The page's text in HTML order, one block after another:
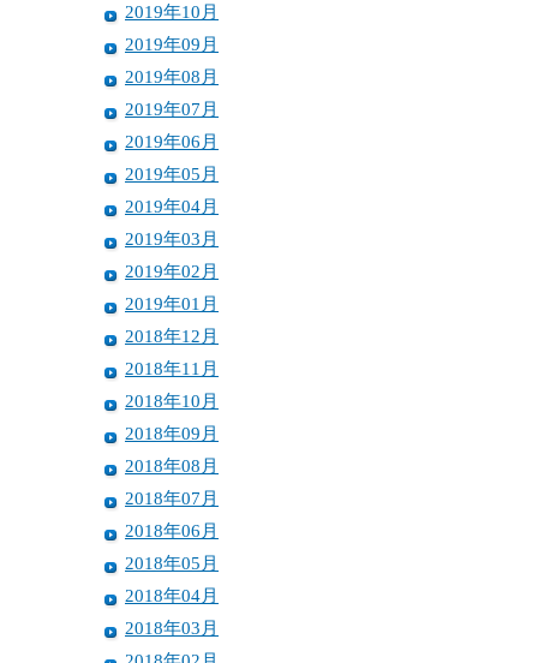
2019年10月
2019年09月
2019年08月
2019年07月
2019年06月
2019年05月
2019年04月
2019年03月
2019年02月
2019年01月
2018年12月
2018年11月
2018年10月
2018年09月
2018年08月
2018年07月
2018年06月
2018年05月
2018年04月
2018年03月